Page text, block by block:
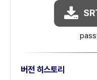
버전 히스토리